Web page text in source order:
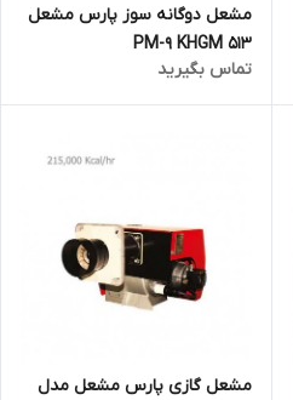
مشعل دوگانه سوز پارس مشعل
PM-9 KHGM 513
تماس بگیرید
مشعل گازی پارس مشعل مدل